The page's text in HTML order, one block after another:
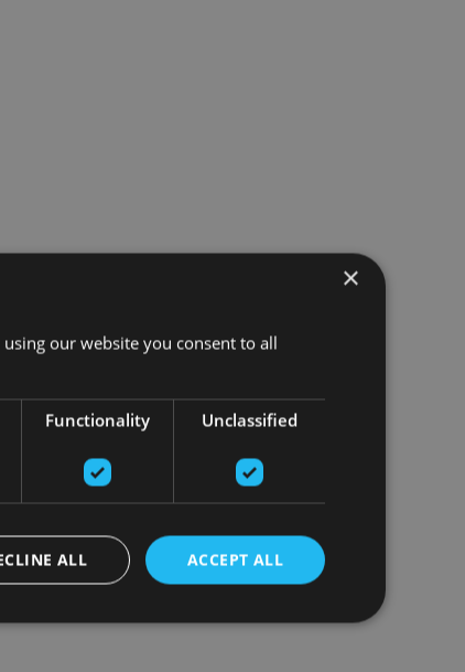
×
our website you consent to all
Functionality Unclassified
ACCEPT ALL
ALL